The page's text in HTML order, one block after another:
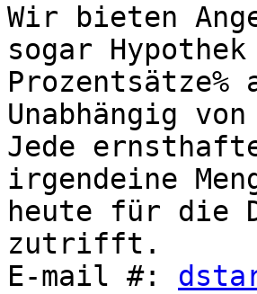
Wir bieten
sogar
Unabhängig
Jede
irgendeine
heute für die
zutrifft.
E-mail #: